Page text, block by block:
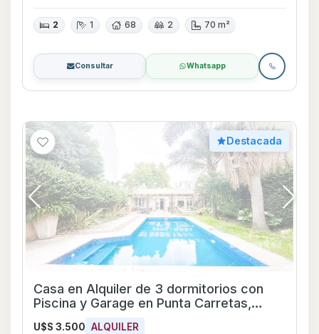
2 1 68 2 70 m²
Consultar Whatsapp
Destacada
Casa en Alquiler de 3 dormitorios con
Piscina y Garage en Punta Carretas,
Montevideo
U$S 3.500 ALQUILER